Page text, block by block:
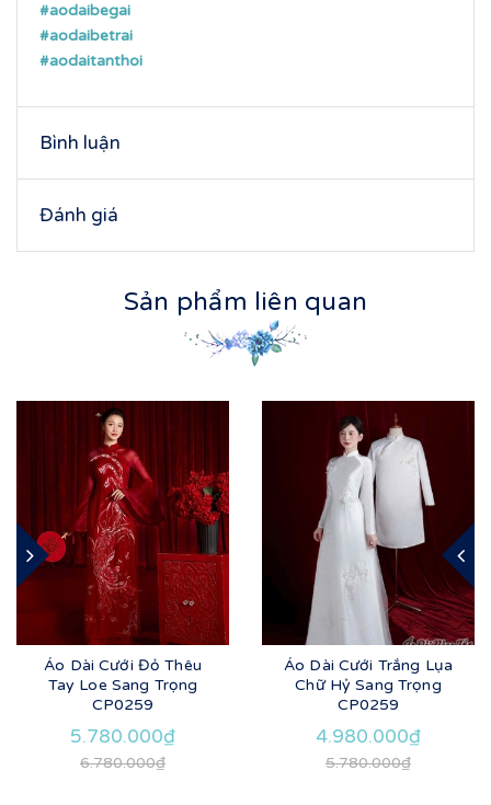
#aodaibegai
#aodaibetrai
#aodaitanthoi
Bình luận
Đánh giá
Sản phẩm liên quan
Áo Dài Cưới Đỏ Thêu
Tay Loe Sang Trọng
CP0259
5.780.000₫
6.780.000₫
Áo Dài Cưới Trắng Lụa
Chữ Hỷ Sang Trọng
CP0259
4.980.000₫
5.780.000₫